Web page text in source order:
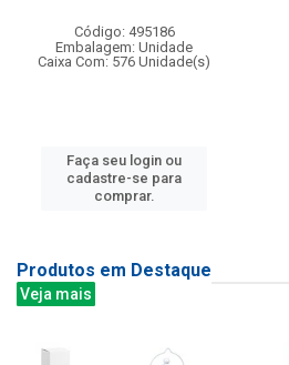
Código: 495186
Embalagem: Unidade
Caixa Com: 576 Unidade(s)
Faça seu login ou
cadastre-se para
comprar.
Produtos em Destaque
Veja mais